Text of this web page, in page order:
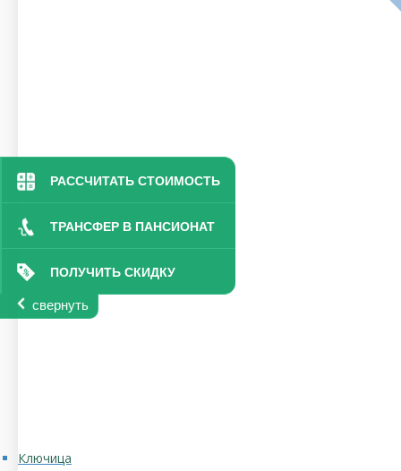
РАССЧИТАТЬ СТОИМОСТЬ
ТРАНСФЕР В ПАНСИОНАТ
ПОЛУЧИТЬ СКИДКУ
свернуть
Ключица